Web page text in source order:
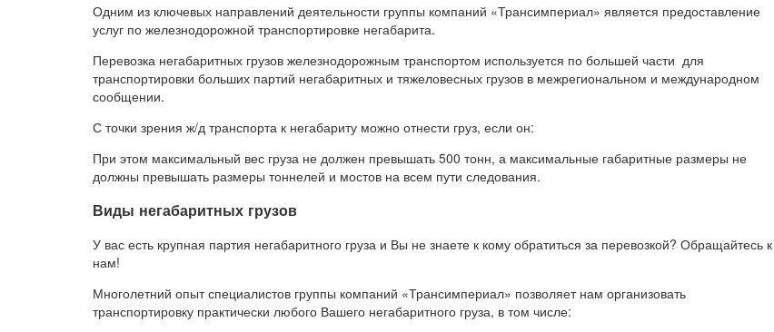
Одним из ключевых направлений деятельности группы компаний «Трансимпериал» является предоставление
услуг по железнодорожной транспортировке негабарита.
Перевозка негабаритных грузов железнодорожным транспортом используется по большей части для
транспортировки больших партий негабаритных и тяжеловесных грузов в межрегиональном и международном
сообщении.
С точки зрения ж/д транспорта к негабариту можно отнести груз, если он:
При этом максимальный вес груза не должен превышать 500 тонн, а максимальные габаритные размеры не
должны превышать размеры тоннелей и мостов на всем пути следования.
Виды негабаритных грузов
У вас есть крупная партия негабаритного груза и Вы не знаете к кому обратиться за перевозкой? Обращайтесь к
нам!
Многолетний опыт специалистов группы компаний «Трансимпериал» позволяет нам организовать
транспортировку практически любого Вашего негабаритного груза, в том числе: